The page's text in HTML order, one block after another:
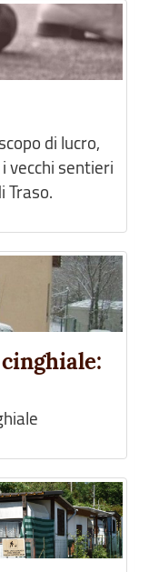
di lucro,
vecchi sentieri
Traso.